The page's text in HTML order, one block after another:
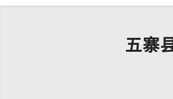
五寨